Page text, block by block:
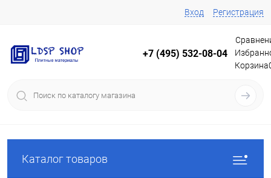
Вход Регистрация
+7 (495) 532-08-04
Корзина
Каталог товаров